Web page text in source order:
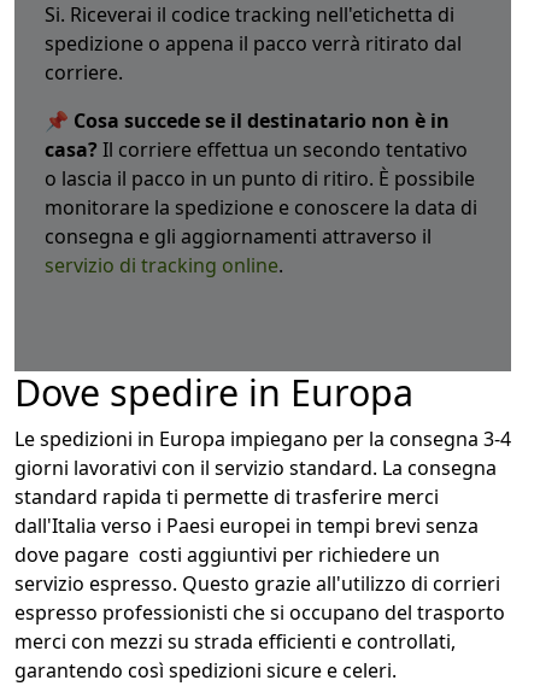
Si. Riceverai il codice tracking nell'etichetta di
spedizione o appena il pacco verrà ritirato dal
corriere.
📌 Cosa succede se il destinatario non è in
casa? Il corriere effettua un secondo tentativo
o lascia il pacco in un punto di ritiro. È possibile
monitorare la spedizione e conoscere la data di
consegna e gli aggiornamenti attraverso il
servizio di tracking online.
Dove spedire in Europa
Le spedizioni in Europa impiegano per la consegna 3-4
giorni lavorativi con il servizio standard. La consegna
standard rapida ti permette di trasferire merci
dall'Italia verso i Paesi europei in tempi brevi senza
dove pagare costi aggiuntivi per richiedere un
servizio espresso. Questo grazie all'utilizzo di corrieri
espresso professionisti che si occupano del trasporto
merci con mezzi su strada efficienti e controllati,
garantendo così spedizioni sicure e celeri.